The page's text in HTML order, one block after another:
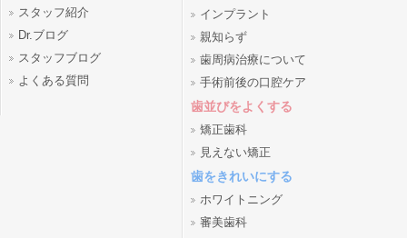
スタッフ紹介
Dr.ブログ
スタッフブログ
よくある質問
インプラント
親知らず
歯周病治療について
手術前後の口腔ケア
歯並びをよくする
矯正歯科
見えない矯正
歯をきれいにする
ホワイトニング
審美歯科